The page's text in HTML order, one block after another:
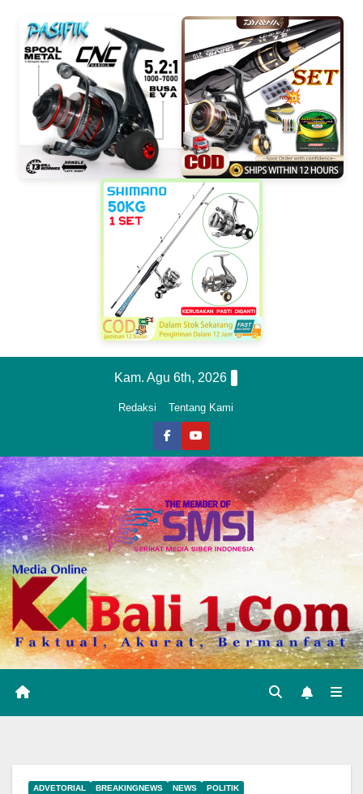
Kam. Agu 6th, 2026
Redaksi Tentang Kami
ADVETORIAL BREAKINGNEWS NEWS POLITIK